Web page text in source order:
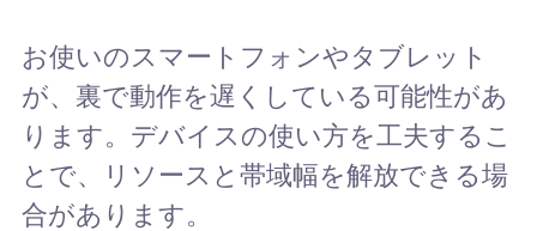
お使いのスマートフォンやタブレット
が、裏で動作を遅くしている可能性があ
ります。デバイスの使い方を工夫するこ
とで、リソースと帯域幅を解放できる場
合があります。